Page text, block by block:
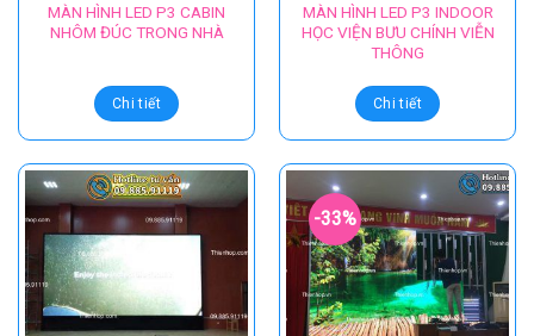
MÀN HÌNH LED P3 CABIN
NHÔM ĐÚC TRONG NHÀ
Chi tiết
MÀN HÌNH LED P3 INDOOR
HỌC VIỆN BƯU CHÍNH VIỄN
THÔNG
Chi tiết
-33%